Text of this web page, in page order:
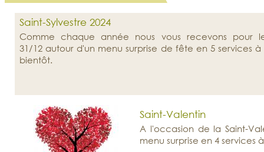
Saint-Sylvestre 2024
Comme chaque année nous vous recevons pour
31/12 autour d'un menu surprise de fête en 5 services
bientôt.
Saint-Valentin
A l'occasion de la Saint-
menu surprise en 4 services